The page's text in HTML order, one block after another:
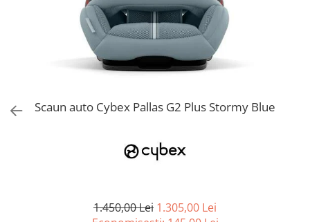
Consultanta Instalare
Jucarii de Sortare
Jucarii muzicale
PAPUSI
Scaun auto Cybex Pallas G2 Plus Stormy Blue
1.450,00 Lei 1.305,00 Lei